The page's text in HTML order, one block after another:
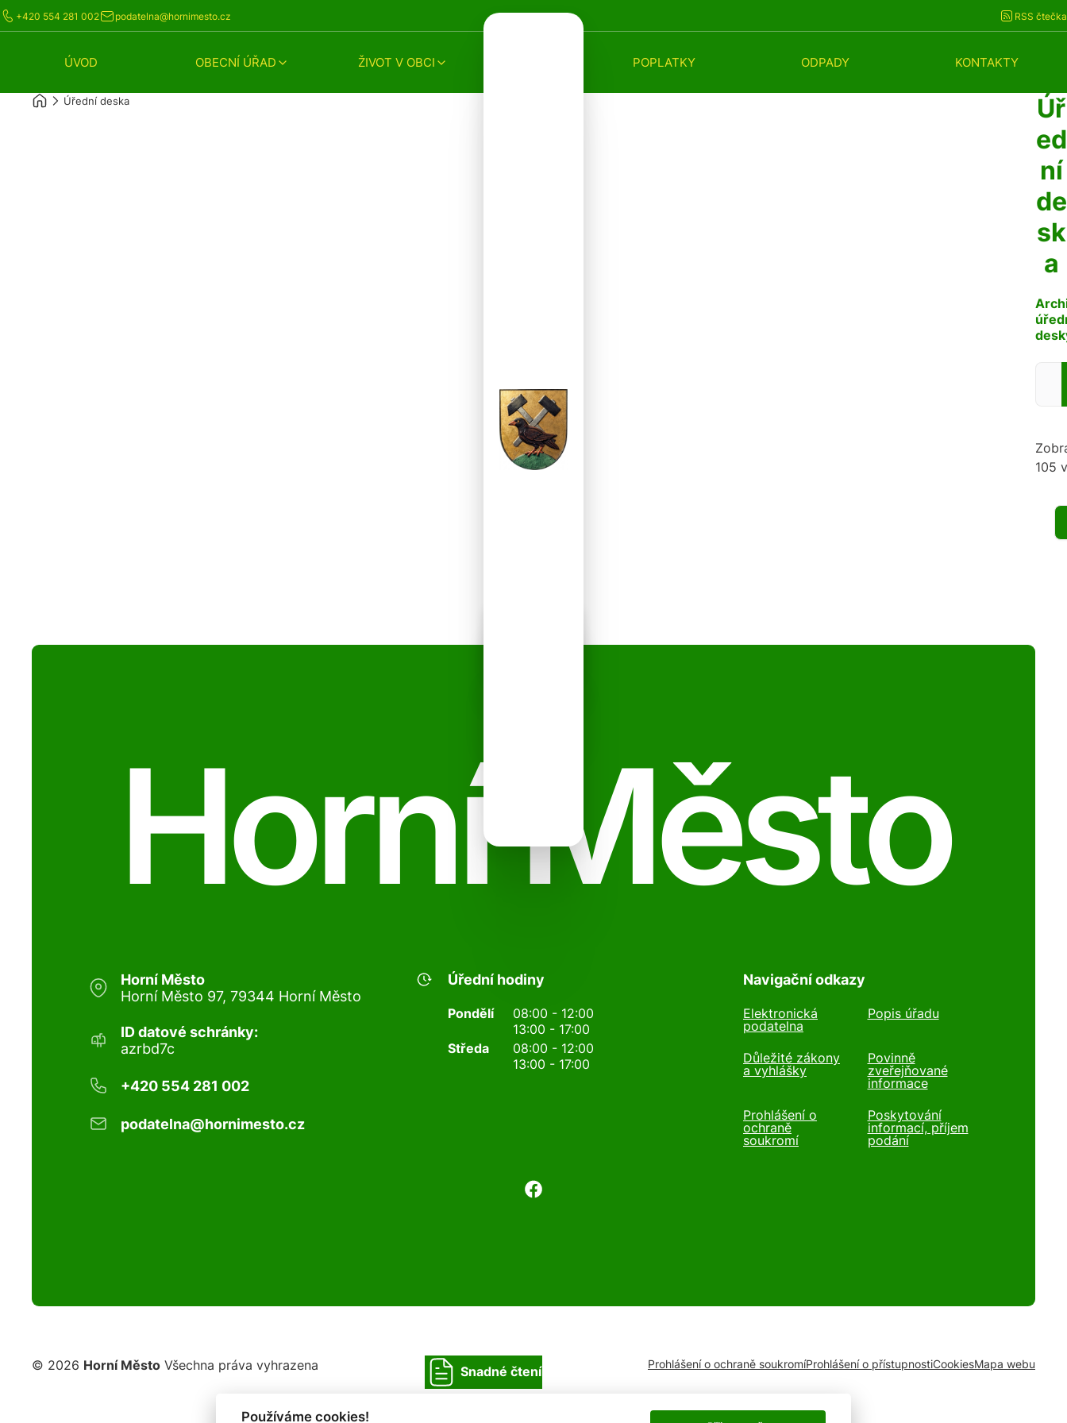
+420 554 281 002 podatelna@hornimesto.cz RSS čtečka
ÚVOD OBECNÍ ÚŘAD ŽIVOT V OBCI POPLATKY ODPADY KONTAKTY
Úřední deska
Úř
ed
ní
de
sk
a
105
Horní Město
Horní Město
Horní Město 97, 79344 Horní Město
ID datové schránky:
azrbd7c
+420 554 281 002
podatelna@hornimesto.cz
Úřední hodiny
Pondělí
08:00 - 12:00
13:00 - 17:00
Středa
08:00 - 12:00
13:00 - 17:00
Navigační odkazy
Elektronická
podatelna
Popis úřadu
Důležité zákony
a vyhlášky
Povinně
zveřejňované
informace
Prohlášení o
ochraně
soukromí
Poskytování
informací, příjem
podání
© 2026 Horní Město Všechna práva vyhrazena Snadné čtení Prohlášení o ochraně soukromíProhlášení o přístupnostiCookiesMapa webu
Používáme cookies!